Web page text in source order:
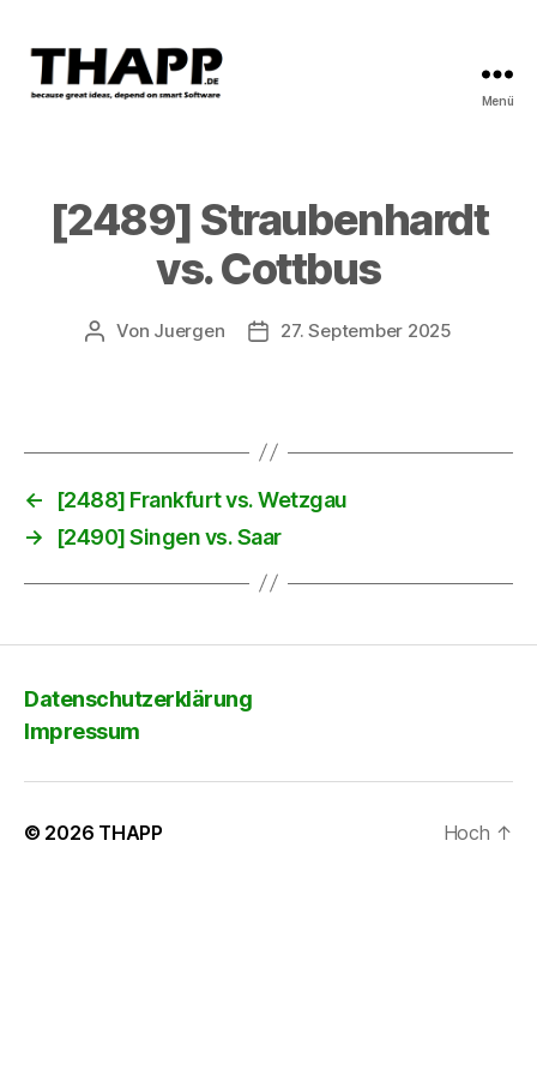
Menü
[2489] Straubenhardt
vs. Cottbus
Beitragsautor
Von Juergen Beitragsdatum
27. September 2025
←
[2488] Frankfurt vs. Wetzgau
→
[2490] Singen vs. Saar
Datenschutzerklärung
Impressum
© 2026 THAPP Hoch ↑